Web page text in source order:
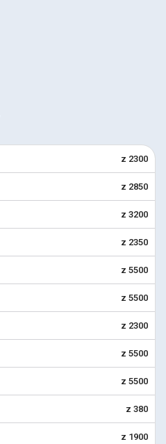
z 2300
z 2850
z 3200
z 2350
z 5500
z 5500
z 2300
z 5500
z 5500
z 380
z 1900